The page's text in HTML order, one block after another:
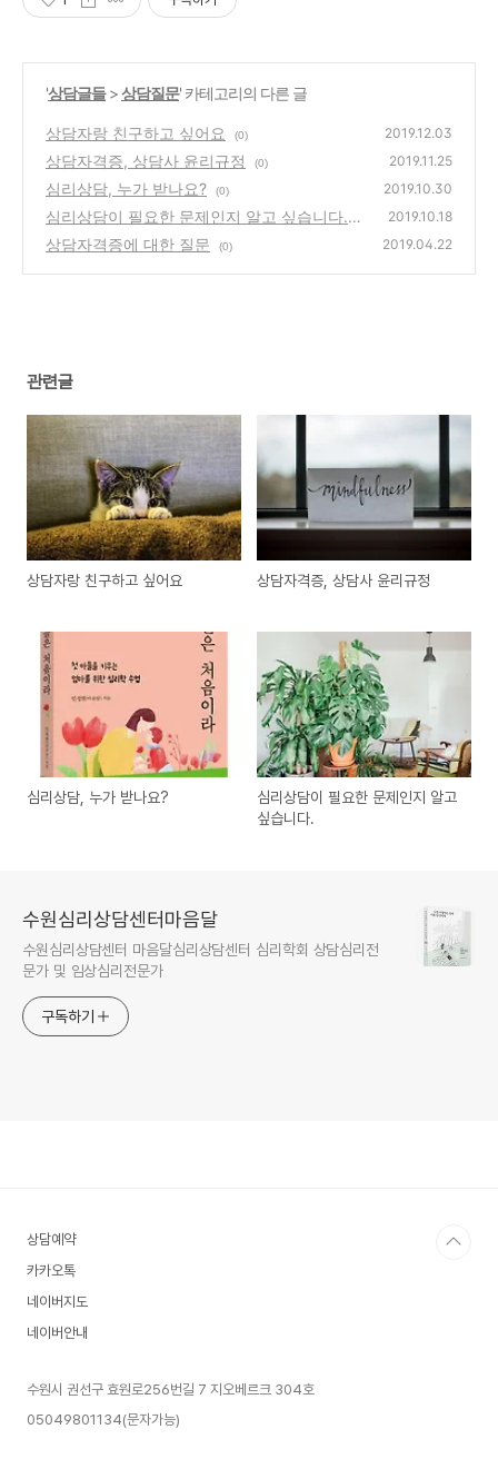
'상담글들>상담질문' 카테고리의 다른 글
상담자랑 친구하고 싶어요 (0) 2019.12.03
상담자격증, 상담사 윤리규정 (0) 2019.11.25
심리상담, 누가 받나요? (0) 2019.10.30
심리상담이 필요한 문제인지 알고 싶습니다.
(0)
2019.10.18
상담자격증에 대한 질문 (0) 2019.04.22
관련글
상담자랑 친구하고 싶어요 상담자격증, 상담사 윤리규정
심리상담, 누가 받나요?
심리상담이 필요한 문제인지 알고
싶습니다.
수원심리상담센터마음달
수원심리상담센터 마음달심리상담센터 심리학회 상담심리전
문가 및 임상심리전문가
구독하기
상담예약
카카오톡
네이버지도
네이버안내
수원시 권선구 효원로256번길 7 지오베르크 304호
05049801134(문자가능)